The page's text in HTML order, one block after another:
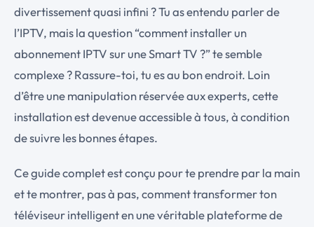
divertissement quasi infini ? Tu as entendu parler de
l’IPTV, mais la question “comment installer un
abonnement IPTV sur une Smart TV ?” te semble
complexe ? Rassure-toi, tu es au bon endroit. Loin
d’être une manipulation réservée aux experts, cette
installation est devenue accessible à tous, à condition
de suivre les bonnes étapes.
Ce guide complet est conçu pour te prendre par la main
et te montrer, pas à pas, comment transformer ton
téléviseur intelligent en une véritable plateforme de